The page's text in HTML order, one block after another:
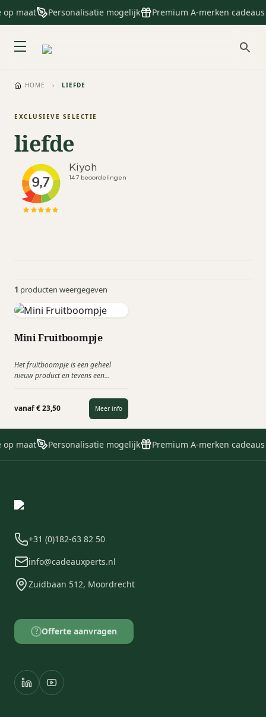
maat Personalisatie mogelijk Premium A-merken cadeaus
HOME › LIEFDE
EXCLUSIEVE SELECTIE
liefde
1 producten weergegeven
Mini Fruitboompje
Het fruitboompje is een geheel
nieuw product en tevens een
Maatschappelijk Verantwoord
Ondernemen stimuleert!
Verkrijgbaar als appel-, peren- en
wijnboompje. "Op een vruchtbare
samenwerking".
vanaf € 23,50 Meer info
maat Personalisatie mogelijk Premium A-merken cadeaus
+31 (0)182-63 82 50
info@cadeauxperts.nl
Zuidbaan 512, Moordrecht
? Offerte aanvragen